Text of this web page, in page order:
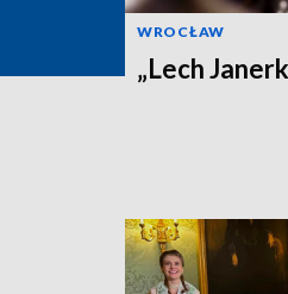
WROCŁAW
„Lech